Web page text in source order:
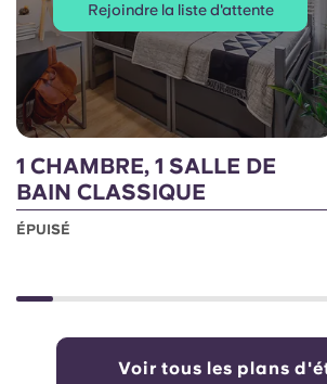
Rejoindre la liste d'attente
1 CHAMBRE, 1 SALLE DE
BAIN CLASSIQUE
ÉPUISÉ
Voir tous les plans